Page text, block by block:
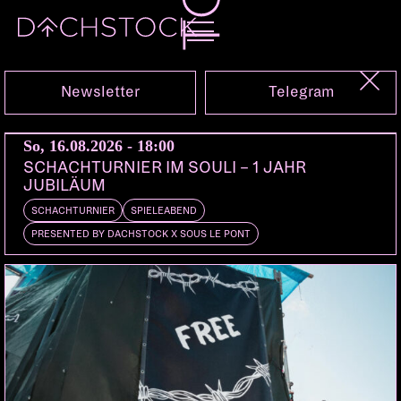
Fr, 05.06.2026
KONZERT
XZIBIT MIT FURNACE
Newsletter Telegram
So, 16.08.2026 - 18:00
SCHACHTURNIER IM SOULI – 1 JAHR
JUBILÄUM
SCHACHTURNIER SPIELEABEND
PRESENTED BY DACHSTOCK X SOUS LE PONT